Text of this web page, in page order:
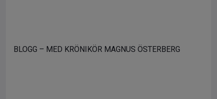
BLOGG – MED KRÖNIKÖR MAGNUS ÖSTERBERG